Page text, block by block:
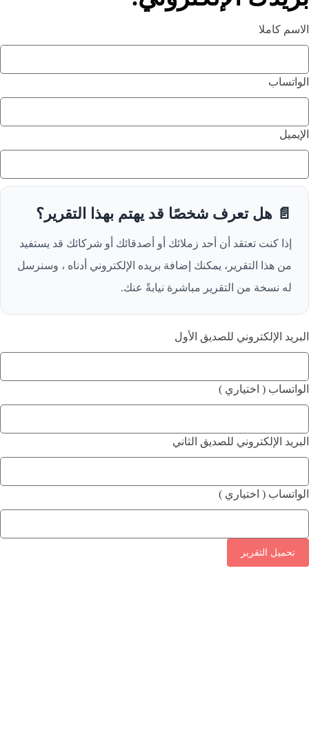
الاسم كاملا
الواتساب
الإيميل
📄 هل تعرف شخصًا قد يهتم بهذا التقرير؟
إذا كنت تعتقد أن أحد زملائك أو أصدقائك أو شركائك قد يستفيد
من هذا التقرير، يمكنك إضافة بريده الإلكتروني أدناه ، وسنرسل
له نسخة من التقرير مباشرة نيابةً عنك.
البريد الإلكتروني للصديق الأول
الواتساب ( اختياري )
البريد الإلكتروني للصديق الثاني
الواتساب ( اختياري )
تحميل التقرير